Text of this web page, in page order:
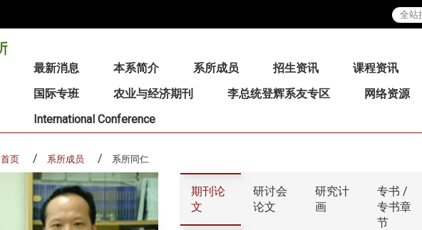
最新消息 本系简介 系所成员 招生资讯 课程资讯
国际专班
农业与经济期刊 李总统登辉系友专区
网络资源
International Conference
首页 系所成员 系所同仁
期刊论
文
研讨会
论文
研究计
画
专书 /
专书章
节